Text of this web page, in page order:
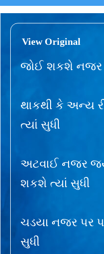
View Original
જોઈ શકશે નજર
થાકથી કે અન્ય
ત્યાં સુધી
અટવાઈ નજર
શકશે ત્યાં સુધી
ચડયા નજર પર
સુધી